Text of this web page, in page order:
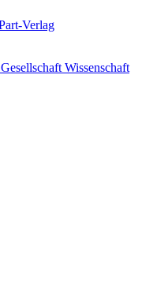
Verlag
Wissenschaft